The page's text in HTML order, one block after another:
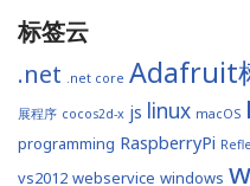
标签云
.net .net core Adafruit
展程序 cocos2d-x js linux macOS
programming RaspberryPi
vs2012 webservice windows